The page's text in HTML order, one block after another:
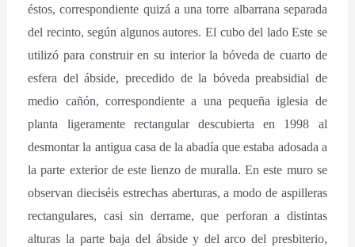
éstos, correspondiente quizá a una torre albarrana separada
del recinto, según algunos autores. El cubo del lado Este se
utilizó para construir en su interior la bóveda de cuarto de
esfera del ábside, precedido de la bóveda preabsidial de
medio cañón, correspondiente a una pequeña iglesia de
planta ligeramente rectangular descubierta en 1998 al
desmontar la antigua casa de la abadía que estaba adosada a
la parte exterior de este lienzo de muralla. En este muro se
observan dieciséis estrechas aberturas, a modo de aspilleras
rectangulares, casi sin derrame, que perforan a distintas
alturas la parte baja del ábside y del arco del presbiterio,